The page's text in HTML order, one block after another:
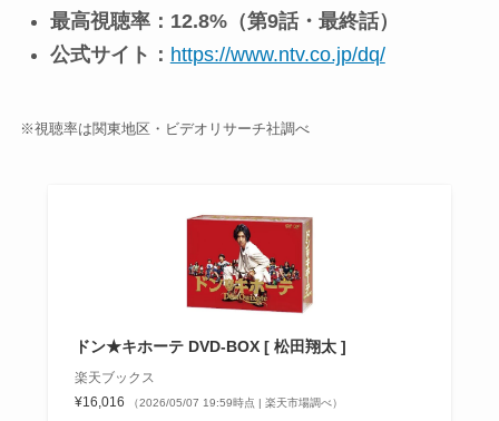
最高視聴率：12.8%（第9話・最終話）
公式サイト： https://www.ntv.co.jp/dq/
※視聴率は関東地区・ビデオリサーチ社調べ
ドン★キホーテ DVD-BOX [ 松田翔太 ]
楽天ブックス
¥16,016
（2026/05/07 19:59時点 | 楽天市場調べ）